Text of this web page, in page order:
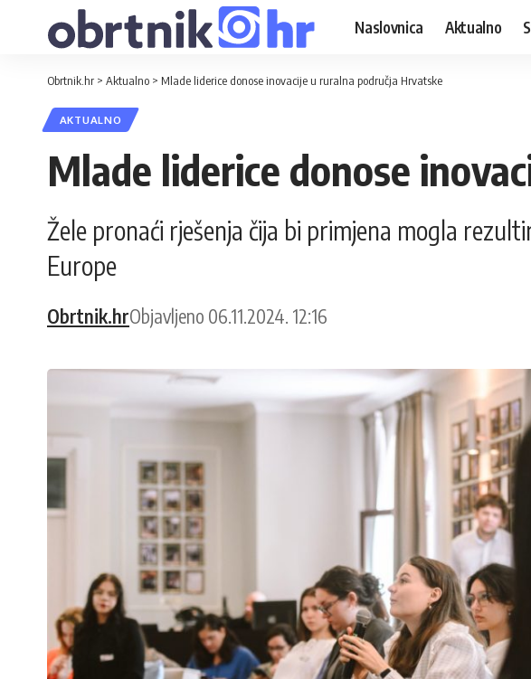
Naslovnica Aktualno
Obrtnik.hr > Aktualno > Mlade liderice donose inovacije u ruralna područja Hrvatske
AKTUALNO
Mlade liderice donose
Žele pronaći rješenja čija bi primjena mogla
Europe
Obrtnik.hrObjavljeno 06.11.2024. 12:16